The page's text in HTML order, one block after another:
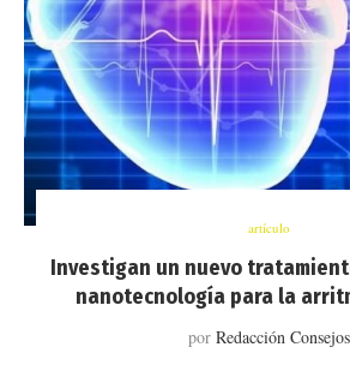
artículo
Investigan un nuevo
nanotecnología para la
por Redacción Consejos